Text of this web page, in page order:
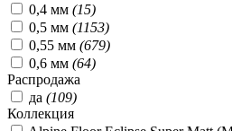
0,4 мм (15)
0,5 мм (1153)
0,55 мм (679)
0,6 мм (64)
Распродажа
да (109)
Коллекция